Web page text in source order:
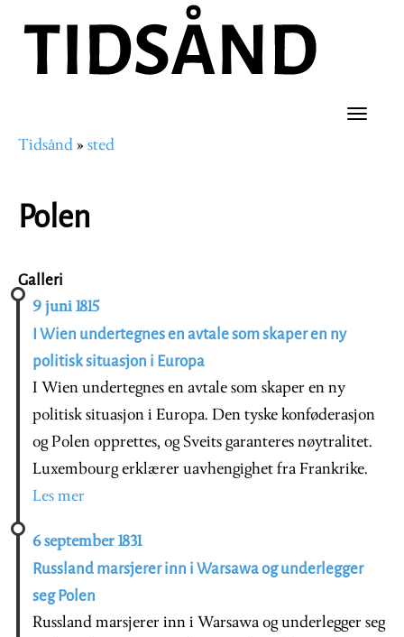
hovedinnhold
Toggle
Navigasjonssti
Tidsånd sted
Polen
Galleri
9 juni 1815
I Wien undertegnes en avtale som skaper en ny
politisk situasjon i Europa
I Wien undertegnes en avtale som skaper en ny
politisk situasjon i Europa. Den tyske konføderasjon
og Polen opprettes, og Sveits garanteres nøytralitet.
Luxembourg erklærer uavhengighet fra Frankrike.
Les mer
6 september 1831
Russland marsjerer inn i Warsawa og underlegger
seg Polen
Russland marsjerer inn i Warsawa og underlegger seg